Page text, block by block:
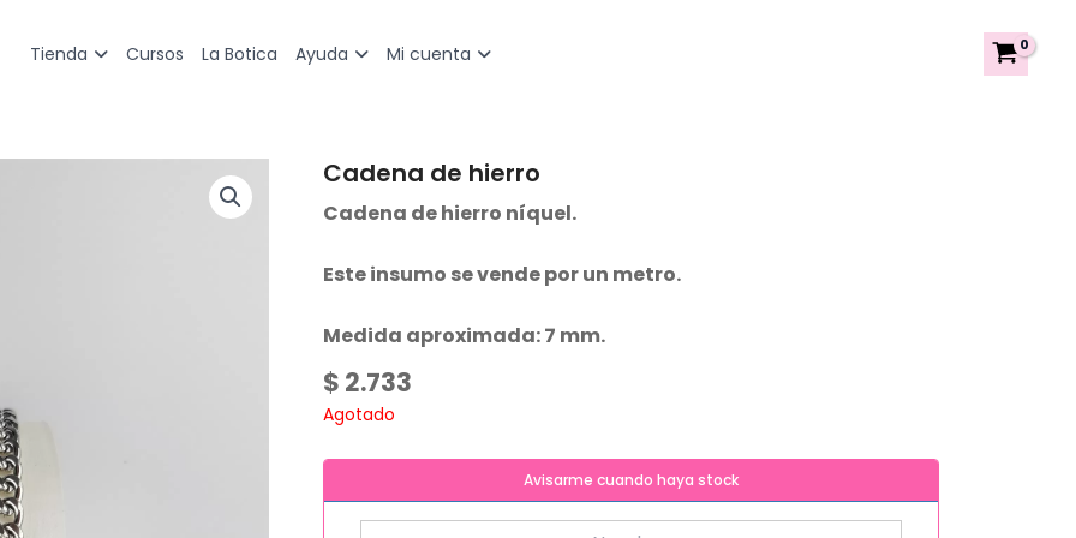
Tienda Cursos La Botica Ayuda Mi cuenta
Cadena de hierro
Cadena de hierro níquel.
Este insumo se vende por un metro.
Medida aproximada: 7 mm.
$ 2.733
Agotado
Avisarme cuando haya stock